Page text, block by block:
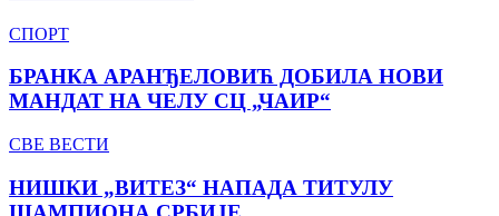
„ЧАИР“
НА
ТАКМИЧЕЊИМА
БРАНКА
ДОБИЛА
НОВИ
МАНДАТ
ЧЕЛУ
„ЧАИР“
СПОРТ
БРАНКА АРАНЂЕЛОВИЋ ДОБИЛА НОВИ
МАНДАТ НА ЧЕЛУ СЦ „ЧАИР“
НИШКИ
НАПАДА
ТИТУЛУ
СВЕ ВЕСТИ
НИШКИ „ВИТЕЗ“ НАПАДА ТИТУЛУ